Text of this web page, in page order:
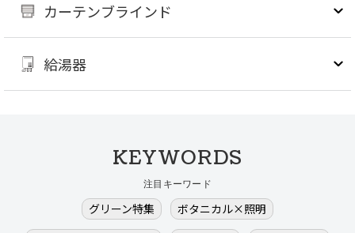
カーテンブラインド
給湯器
KEYWORDS
注目キーワード
グリーン特集
ボタニカル×照明